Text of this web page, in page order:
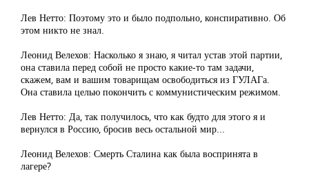
Лев Нетто: Поэтому это и было подпольно, конспиративно. Об
этом никто не знал.
Леонид Велехов: Насколько я знаю, я читал устав этой партии,
она ставила перед собой не просто какие-то там задачи,
скажем, вам и вашим товарищам освободиться из ГУЛАГа.
Она ставила целью покончить с коммунистическим режимом.
Лев Нетто: Да, так получилось, что как будто для этого я и
вернулся в Россию, бросив весь остальной мир...
Леонид Велехов: Смерть Сталина как была воспринята в
лагере?